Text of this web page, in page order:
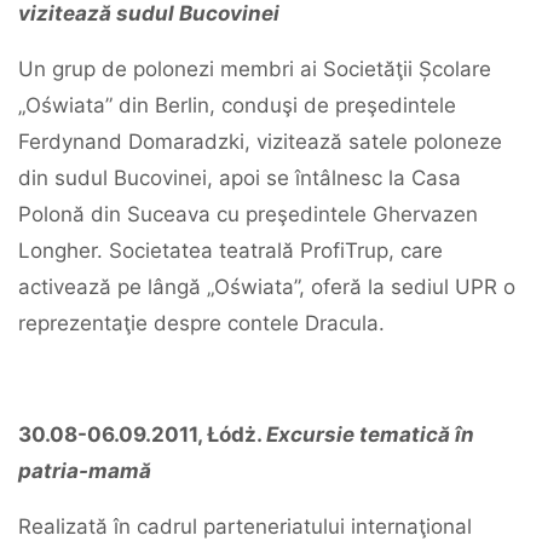
vizitează sudul Bucovinei
Un grup de polonezi membri ai Societăţii Școlare
„Oświata” din Berlin, conduşi de preşedintele
Ferdynand Domaradzki, vizitează satele poloneze
din sudul Bucovinei, apoi se întâlnesc la Casa
Polonă din Suceava cu preşedintele Ghervazen
Longher. Societatea teatrală ProfiTrup, care
activează pe lângă „Oświata”, oferă la sediul UPR o
reprezentaţie despre contele Dracula.
30.08-06.09.2011, Łódż. Excursie tematică în
patria-mamă
Realizată în cadrul parteneriatului internaţional